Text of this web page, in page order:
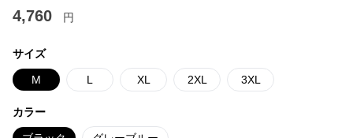
4,760 円
サイズ
M L XL 2XL 3XL
カラー